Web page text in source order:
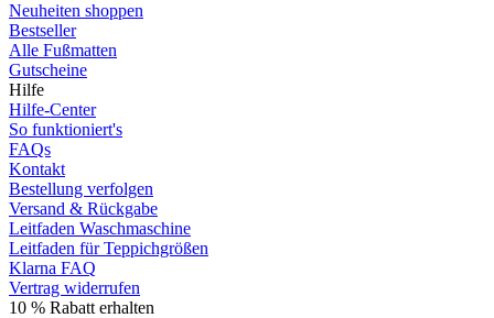
Neuheiten shoppen
Bestseller
Alle Fußmatten
Gutscheine
Hilfe
Hilfe-Center
So funktioniert's
FAQs
Kontakt
Bestellung verfolgen
Versand & Rückgabe
Leitfaden Waschmaschine
Leitfaden für Teppichgrößen
Klarna FAQ
Vertrag widerrufen
10 % Rabatt erhalten